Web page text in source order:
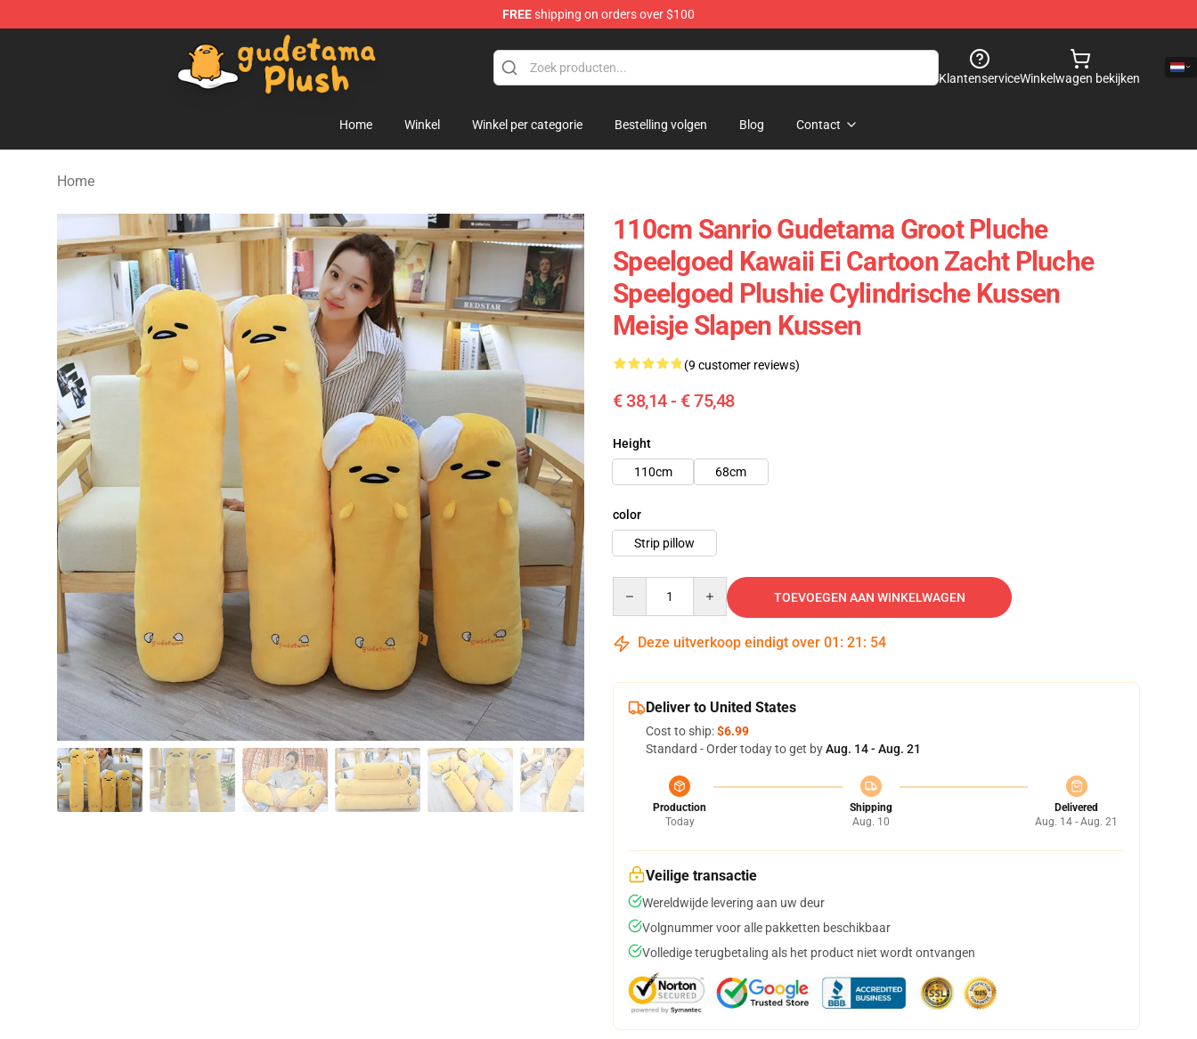
FREEshipping on orders over $100
Gudetama Plush Shop - The Best Store of Gudetama Plush
KlantenserviceWinkelwagen bekijken
Home Winkel Winkel per categorie Bestelling volgen Blog Contact
Home
110cm Sanrio Gudetama Groot Pluche
Speelgoed Kawaii Ei Cartoon Zacht Pluche
Speelgoed Plushie Cylindrische Kussen
Meisje Slapen Kussen
(9 customer reviews)
€ 38,14 - € 75,48
Height
110cm
68cm
color
Strip pillow
TOEVOEGEN AAN WINKELWAGEN
Deze uitverkoop eindigt over 01 : 21 : 52
Deliver to United States
Cost to ship:$6.99
Standard - Order today to get byAug. 14 - Aug. 21
Production
Today
Shipping
Aug. 10
Delivered
Aug. 14 - Aug. 21
Veilige transactie
Wereldwijde levering aan uw deur
Volgnummer voor alle pakketten beschikbaar
Volledige terugbetaling als het product niet wordt ontvangen